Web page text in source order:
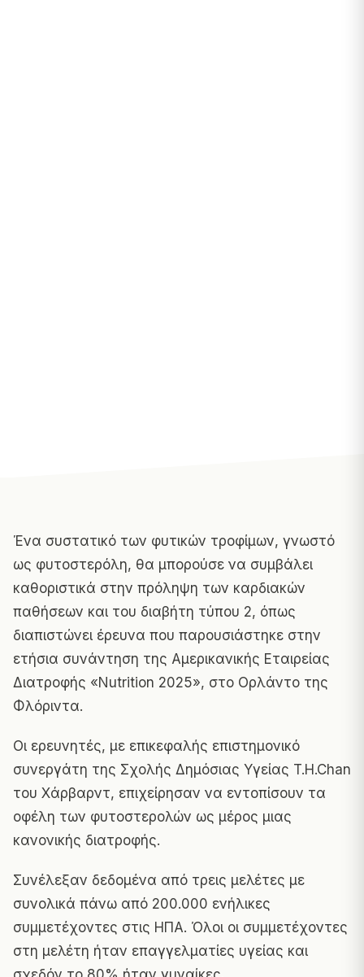
Ένα συστατικό των φυτικών τροφίμων, γνωστό
ως φυτοστερόλη, θα μπορούσε να συμβάλει
καθοριστικά στην πρόληψη των καρδιακών
παθήσεων και του διαβήτη τύπου 2, όπως
διαπιστώνει έρευνα που παρουσιάστηκε στην
ετήσια συνάντηση της Αμερικανικής Εταιρείας
Διατροφής «Nutrition 2025», στο Ορλάντο της
Φλόριντα.
Οι ερευνητές, με επικεφαλής επιστημονικό
συνεργάτη της Σχολής Δημόσιας Υγείας T.H.Chan
του Χάρβαρντ, επιχείρησαν να εντοπίσουν τα
οφέλη των φυτοστερολών ως μέρος μιας
κανονικής διατροφής.
Συνέλεξαν δεδομένα από τρεις μελέτες με
συνολικά πάνω από 200.000 ενήλικες
συμμετέχοντες στις ΗΠΑ. Όλοι οι συμμετέχοντες
στη μελέτη ήταν επαγγελματίες υγείας και